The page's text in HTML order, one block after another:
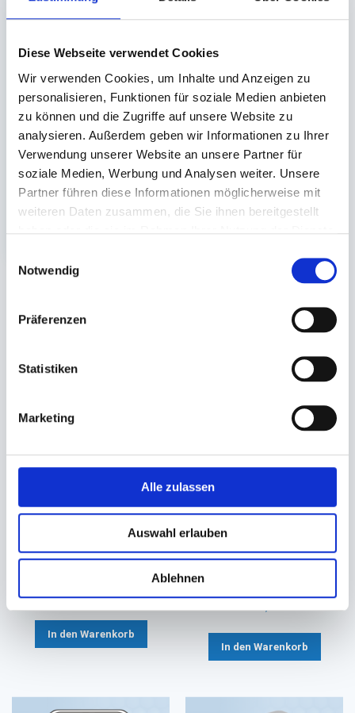
Diese Webseite verwendet Cookies
Wir verwenden Cookies, um Inhalte und Anzeigen zu
personalisieren, Funktionen für soziale Medien anbieten
zu können und die Zugriffe auf unsere Website zu
analysieren. Außerdem geben wir Informationen zu Ihrer
Verwendung unserer Website an unsere Partner für
soziale Medien, Werbung und Analysen weiter. Unsere
Partner führen diese Informationen möglicherweise mit
weiteren Daten zusammen, die Sie ihnen bereitgestellt
Notwendig
Präferenzen
Statistiken
Marketing
Alle zulassen
Auswahl erlauben
Ablehnen
Aluminium #9910
245mm x 250Lfm 30my
Auf Lager. Sofort
lieferbar.
56,90 €
Sie könnten auch an folgenden Artikeln
interessiert sein
Folie, Siegelfolie Aluminium
245mm x 250Lfm 30my
Ab 49,80 €
In den Warenkorb
Siegelschale PP, 2-fach
227x178x40mm (550/480ml)
In den Warenkorb